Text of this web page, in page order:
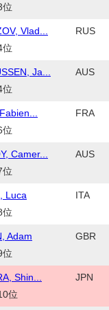
位
Vlad...
位
RUS
Ja...
位
AUS
位
FRA
Camer...
位
AUS
Luca
位
ITA
Adam
位
GBR
Shin...
位
JPN